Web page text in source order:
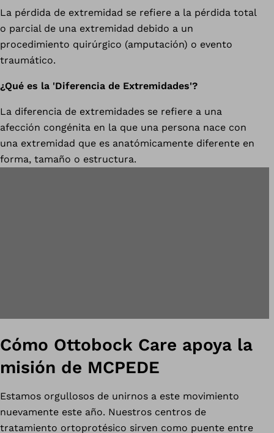
La pérdida de extremidad se refiere a la pérdida total
o parcial de una extremidad debido a un
procedimiento quirúrgico (amputación) o evento
traumático.
¿Qué es la 'Diferencia de Extremidades'?
La diferencia de extremidades se refiere a una
afección congénita en la que una persona nace con
una extremidad que es anatómicamente diferente en
forma, tamaño o estructura.
Cómo Ottobock Care apoya la
misión de MCPEDE
Estamos orgullosos de unirnos a este movimiento
nuevamente este año. Nuestros centros de
tratamiento ortoprotésico sirven como puente entre